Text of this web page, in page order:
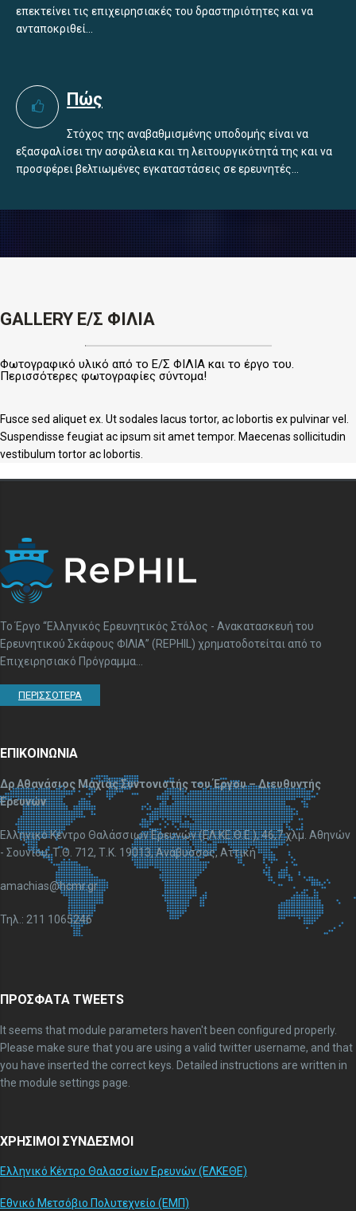
επεκτείνει τις επιχειρησιακές του δραστηριότητες και να
ανταποκριθεί...
Πώς
Στόχος της αναβαθμισμένης υποδομής είναι να
εξασφαλίσει την ασφάλεια και τη λειτουργικότητά της και να
προσφέρει βελτιωμένες εγκαταστάσεις σε ερευνητές...
GALLERY Ε/Σ ΦΙΛΙΑ
Φωτογραφικό υλικό από το Ε/Σ ΦΙΛΙΑ και το έργο του.
Περισσότερες φωτογραφίες σύντομα!
Fusce sed aliquet ex. Ut sodales lacus tortor, ac lobortis ex pulvinar vel.
Suspendisse feugiat ac ipsum sit amet tempor. Maecenas sollicitudin
vestibulum tortor ac lobortis.
To Έργο “Ελληνικός Ερευνητικός Στόλος - Ανακατασκευή του
Ερευνητικού Σκάφους ΦΙΛΙΑ” (REPHIL) χρηματοδοτείται από το
Επιχειρησιακό Πρόγραμμα...
ΠΕΡΙΣΣΟΤΕΡΑ
ΕΠΙΚΟΙΝΩΝΙΑ
Δρ Αθανάσιος Μαχιάς Συντονιστής του Έργου – Διευθυντής
Ερευνών
Ελληνικό Κέντρο Θαλάσσιων Ερευνών (ΕΛ.ΚΕ.Θ.Ε.), 46,7 χλμ. Αθηνών
- Σουνίου, Τ.Θ. 712, Τ.Κ. 19013, Ανάβυσσος, Αττική
amachias@hcmr.gr
Τηλ.: 211 1065246
ΠΡΟΣΦΑΤΑ TWEETS
It seems that module parameters haven't been configured properly.
Please make sure that you are using a valid twitter username, and that
you have inserted the correct keys. Detailed instructions are written in
the module settings page.
ΧΡΗΣΙΜΟΙ ΣΥΝΔΕΣΜΟΙ
Ελληνικό Κέντρο Θαλασσίων Ερευνών (ΕΛΚΕΘΕ)
Εθνικό Μετσόβιο Πολυτεχνείο (ΕΜΠ)